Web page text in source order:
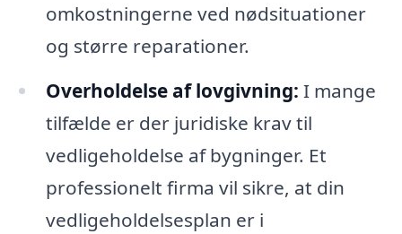
omkostningerne ved nødsituationer
og større reparationer.
Overholdelse af lovgivning: I mange
tilfælde er der juridiske krav til
vedligeholdelse af bygninger. Et
professionelt firma vil sikre, at din
vedligeholdelsesplan er i